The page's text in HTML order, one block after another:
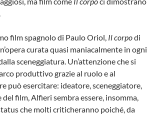
film spagnolo di Paulo Oriol, Il corpodi
curata quasi maniacalmente in ogni
sceneggiatura. Un’attenzione che si
produttivo grazie al ruolo e al
può esercitare: ideatore, sceneggiatore,
film, Alfieri sembra essere, insomma,
che molti criticheranno poiché, da